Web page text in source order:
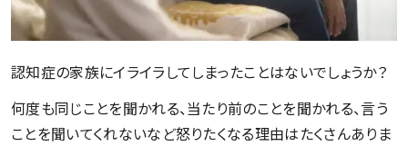
認知症の家族にイライラしてしまったことはないでしょうか？
何度も同じことを聞かれる、当たり前のことを聞かれる、言う
ことを聞いてくれないなど怒りたくなる理由はたくさんありま